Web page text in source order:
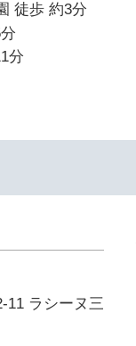
徒歩 約3分
分
11 ラシーヌ三